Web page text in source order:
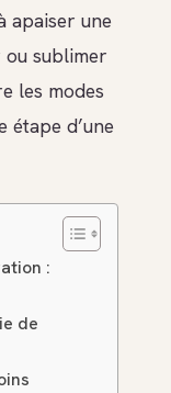
apaiser une
sublimer
les modes
étape d’une
:
de